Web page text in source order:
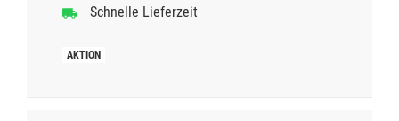
Schnelle Lieferzeit